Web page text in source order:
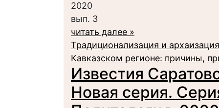
2020
вып. 3
читать далее »
Традиционализация и
Кавказском регионе: причины,
Известия
Новая серия.